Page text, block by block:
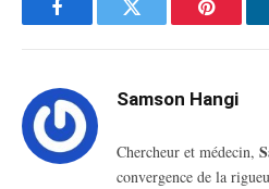
FacebookTwitter
Samson Hangi
Chercheur et médecin,
convergence de la